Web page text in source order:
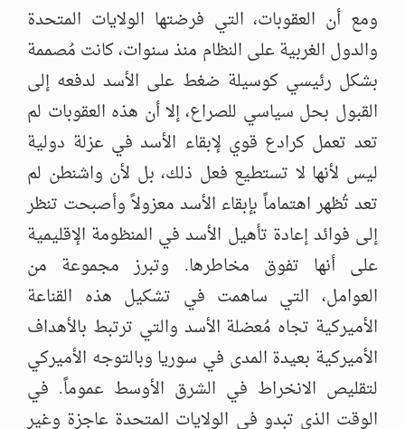
ومع أن العقوبات، التي فرضتها الولايات المتحدة
والدول الغربية على النظام منذ سنوات، كانت مُصممة
بشكل رئيسي كوسيلة ضغط على الأسد لدفعه إلى
القبول بحل سياسي للصراع، إلا أن هذه العقوبات لم
تعد تعمل كرادع قوي لإبقاء الأسد في عزلة دولية
ليس لأنها لا تستطيع فعل ذلك، بل لأن واشنطن لم
تعد تُظهر اهتماماً بإبقاء الأسد معزولاً وأصبحت تنظر
إلى فوائد إعادة تأهيل الأسد في المنظومة الإقليمية
على أنها تفوق مخاطرها. وتبرز مجموعة من
العوامل، التي ساهمت في تشكيل هذه القناعة
الأميركية تجاه مُعضلة الأسد والتي ترتبط بالأهداف
الأميركية بعيدة المدى في سوريا وبالتوجه الأميركي
لتقليص الانخراط في الشرق الأوسط عموماً. في
الوقت الذي تبدو في الولايات المتحدة عاجزة وغير